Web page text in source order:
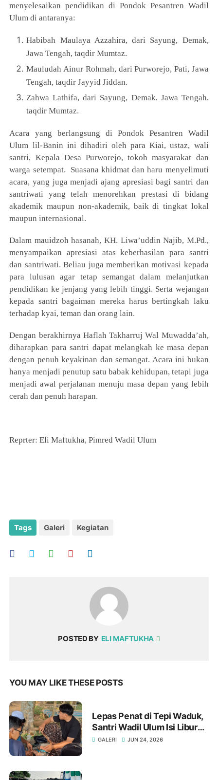
menyelesaikan pendidikan di Pondok Pesantren Wadil
Ulum di antaranya:
Habibah Maulaya Azzahira, dari Sayung, Demak,
Jawa Tengah, taqdir Mumtaz.
Mauludah Ainur Rohmah, dari Purworejo, Pati, Jawa
Tengah, taqdir Jayyid Jiddan.
Zahwa Lathifa, dari Sayung, Demak, Jawa Tengah,
taqdir Mumtaz.
Acara yang berlangsung di Pondok Pesantren Wadil
Ulum lil-Banin ini dihadiri oleh para Kiai, ustaz, wali
santri, Kepala Desa Purworejo, tokoh masyarakat dan
warga setempat. Suasana khidmat dan haru menyelimuti
acara, yang juga menjadi ajang apresiasi bagi santri dan
santriwati yang telah menorehkan prestasi di bidang
akademik maupun non-akademik, baik di tingkat lokal
maupun internasional.
Dalam mauidzoh hasanah, KH. Liwa’uddin Najib, M.Pd.,
menyampaikan apresiasi atas keberhasilan para santri
dan santriwati. Beliau juga memberikan motivasi kepada
para lulusan agar tetap semangat dalam melanjutkan
pendidikan ke jenjang yang lebih tinggi. Serta wejangan
kepada santri bagaiman mereka harus bertingkah laku
terhadap kyai, teman dan orang lain.
Dengan berakhirnya Haflah Takharruj Wal Muwadda’ah,
diharapkan para santri dapat melangkah ke masa depan
dengan penuh keyakinan dan semangat. Acara ini bukan
hanya menjadi penutup satu babak kehidupan, tetapi juga
menjadi awal perjalanan menuju masa depan yang lebih
cerah dan penuh harapan.
Reprter: Eli Maftukha, Pimred Wadil Ulum
Tags Galeri Kegiatan
POSTED BY ELI MAFTUKHA
YOU MAY LIKE THESE POSTS
Lepas Penat di Tepi Waduk,
Santri Wadil Ulum Isi Liburan
Suro dengan Mancing
GALERI JUN 24, 2026